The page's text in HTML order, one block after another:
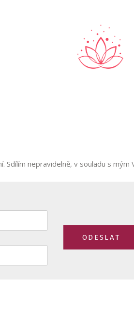
nepravidelně, v souladu s mým
ODESLAT